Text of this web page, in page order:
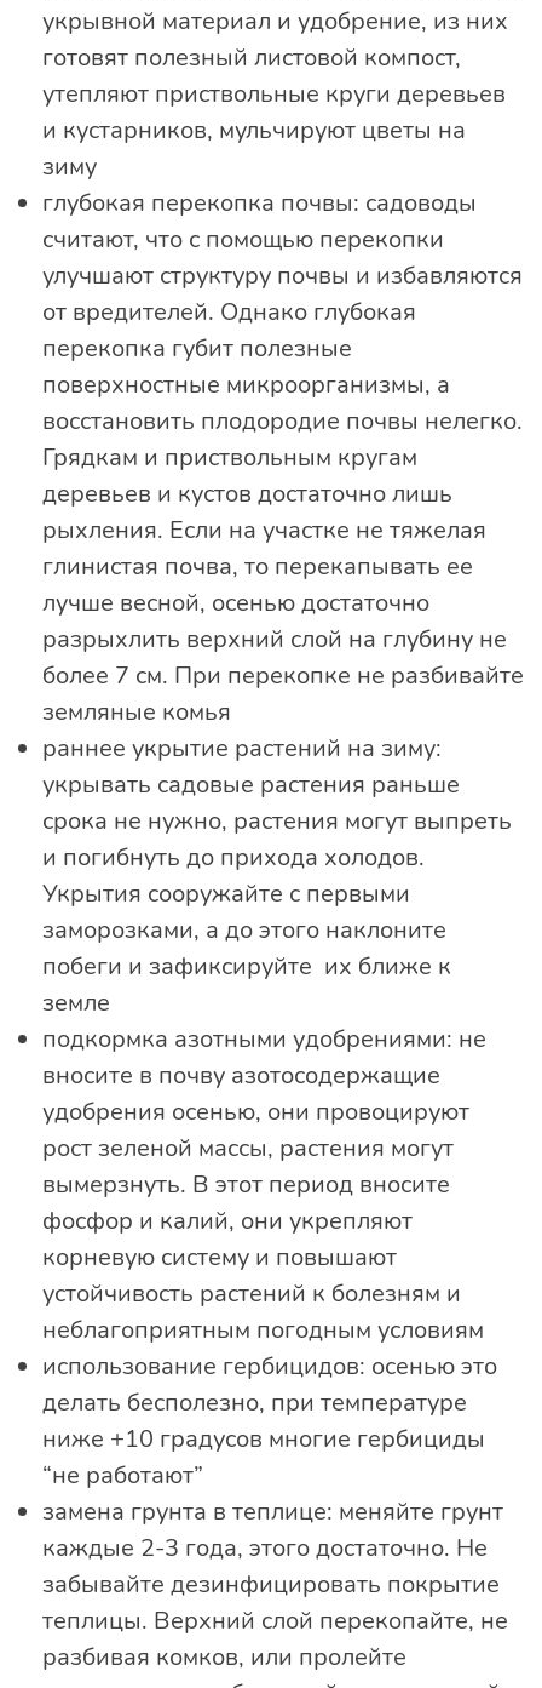
укрывной материал и удобрение, из них
готовят полезный листовой компост,
утепляют приствольные круги деревьев
и кустарников, мульчируют цветы на
зиму
глубокая перекопка почвы: садоводы
считают, что с помощью перекопки
улучшают структуру почвы и избавляются
от вредителей. Однако глубокая
перекопка губит полезные
поверхностные микроорганизмы, а
восстановить плодородие почвы нелегко.
Грядкам и приствольным кругам
деревьев и кустов достаточно лишь
рыхления. Если на участке не тяжелая
глинистая почва, то перекапывать ее
лучше весной, осенью достаточно
разрыхлить верхний слой на глубину не
более 7 см. При перекопке не разбивайте
земляные комья
раннее укрытие растений на зиму:
укрывать садовые растения раньше
срока не нужно, растения могут выпреть
и погибнуть до прихода холодов.
Укрытия сооружайте с первыми
заморозками, а до этого наклоните
побеги и зафиксируйте их ближе к
земле
подкормка азотными удобрениями: не
вносите в почву азотосодержащие
удобрения осенью, они провоцируют
рост зеленой массы, растения могут
вымерзнуть. В этот период вносите
фосфор и калий, они укрепляют
корневую систему и повышают
устойчивость растений к болезням и
неблагоприятным погодным условиям
использование гербицидов: осенью это
делать бесполезно, при температуре
ниже +10 градусов многие гербициды
“не работают”
замена грунта в теплице: меняйте грунт
каждые 2-3 года, этого достаточно. Не
забывайте дезинфицировать покрытие
теплицы. Верхний слой перекопайте, не
разбивая комков, или пролейте